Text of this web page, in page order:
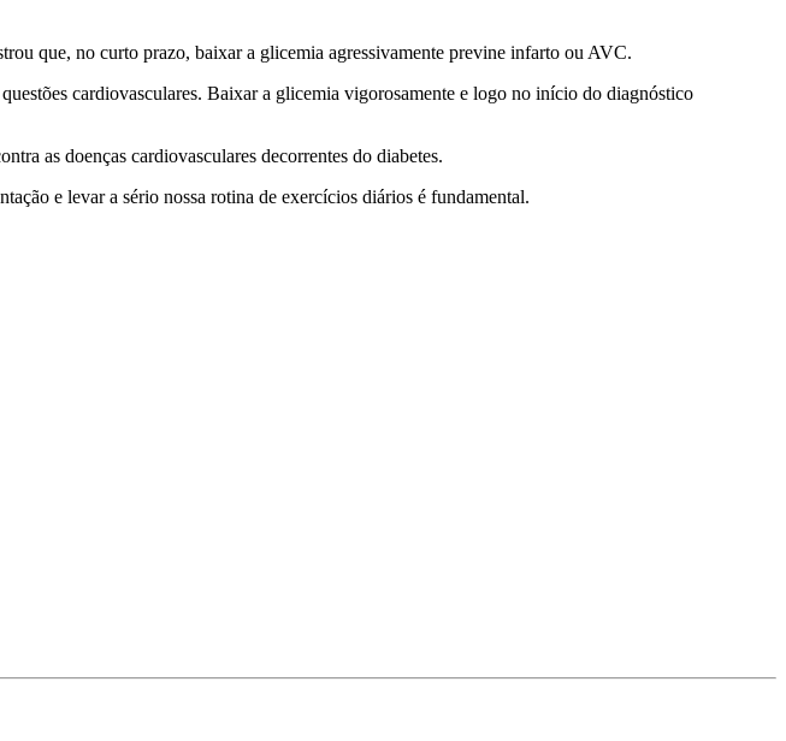
que, no curto prazo, baixar a glicemia agressivamente previne infarto ou AVC.
cardiovasculares. Baixar a glicemia vigorosamente e logo no início do diagnóstico
as doenças cardiovasculares decorrentes do diabetes.
e levar a sério nossa rotina de exercícios diários é fundamental.